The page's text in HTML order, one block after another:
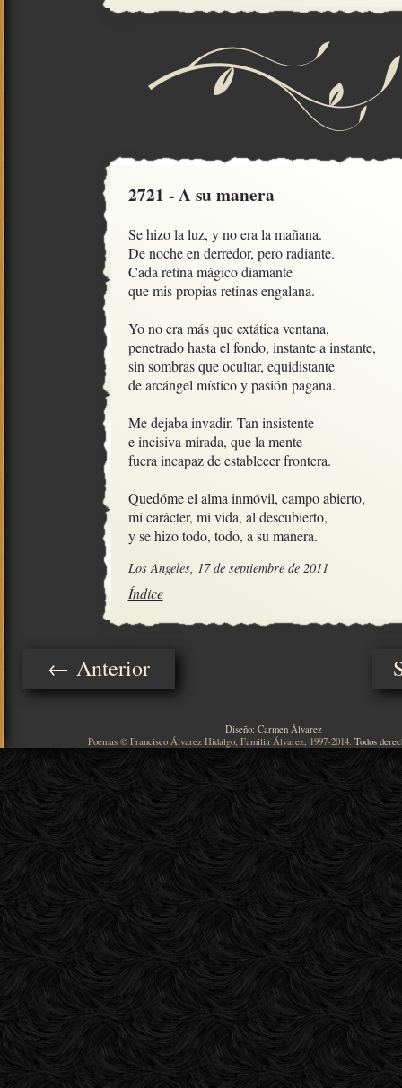
2721 - A su manera
Se hizo la luz, y no era la mañana.
De noche en derredor, pero radiante.
Cada retina mágico diamante
que mis propias retinas engalana.
Yo no era más que extática ventana,
penetrado hasta el fondo, instante a instante,
sin sombras que ocultar, equidistante
de arcángel místico y pasión pagana.
Me dejaba invadir. Tan insistente
e incisiva mirada, que la mente
fuera incapaz de establecer frontera.
Quedóme el alma inmóvil, campo abierto,
mi carácter, mi vida, al descubierto,
y se hizo todo, todo, a su manera.
Los Angeles, 17 de septiembre de 2011
Índice
← Anterior
Diseño: Carmen Álvarez
Poemas © Francisco Álvarez Hidalgo, Familia Álvarez, 1997-2014. Todos